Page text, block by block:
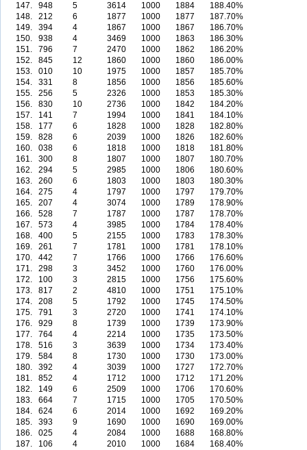
147.
948 5 3614 1000 1884
188.40%
148.
212 6 1877 1000 1877
187.70%
149.
394 4 1867 1000 1867
186.70%
150.
938 4 3469 1000 1863
186.30%
151.
796 7 2470 1000 1862
186.20%
152.
845 12 1860 1000 1860
186.00%
153.
010 10 1975 1000 1857
185.70%
154.
331 8 1856 1000 1856
185.60%
155.
256 5 2326 1000 1853
185.30%
156.
830 10 2736 1000 1842
184.20%
157.
141 7 1994 1000 1841
184.10%
158.
177 6 1828 1000 1828
182.80%
159.
828 6 2039 1000 1826
182.60%
160.
038 6 1818 1000 1818
181.80%
161.
300 8 1807 1000 1807
180.70%
162.
294 5 2985 1000 1806
180.60%
163.
260 6 1803 1000 1803
180.30%
164.
275 4 1797 1000 1797
179.70%
165.
207 4 3074 1000 1789
178.90%
166.
528 7 1787 1000 1787
178.70%
167.
573 4 3985 1000 1784
178.40%
168.
400 5 2155 1000 1783
178.30%
169.
261 7 1781 1000 1781
178.10%
170.
442 7 1766 1000 1766
176.60%
171.
298 3 3452 1000 1760
176.00%
172.
100 3 2815 1000 1756
175.60%
173.
817 2 4810 1000 1751
175.10%
174.
208 5 1792 1000 1745
174.50%
175.
791 3 2720 1000 1741
174.10%
176.
929 8 1739 1000 1739
173.90%
177.
764 4 2214 1000 1735
173.50%
178.
516 3 3639 1000 1734
173.40%
179.
584 8 1730 1000 1730
173.00%
180.
392 4 3039 1000 1727
172.70%
181.
852 4 1712 1000 1712
171.20%
182.
149 6 2509 1000 1706
170.60%
183.
664 7 1715 1000 1705
170.50%
184.
624 6 2014 1000 1692
169.20%
185.
393 9 1690 1000 1690
169.00%
186.
025 4 2084 1000 1688
168.80%
187.
106 4 2010 1000 1684 168.40%